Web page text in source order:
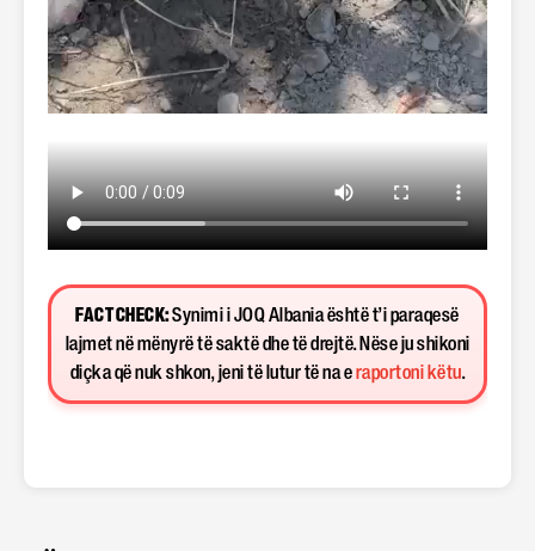
FACT CHECK:Synimi i JOQ Albania është t’i paraqesë
lajmet në mënyrë të saktë dhe të drejtë. Nëse ju shikoni
diçka që nuk shkon, jeni të lutur të na e raportoni këtu.